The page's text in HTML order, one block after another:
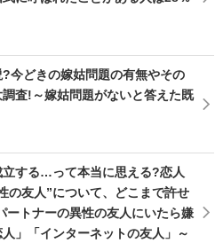
?今どきの嫁姑問題の有無やその
査!～嫁姑問題がないと答えた既
立する…って本当に思える?恋人
の友人”について、どこまで許せ
ートナーの異性の友人にいたら嫌
」「インターネットの友人」～